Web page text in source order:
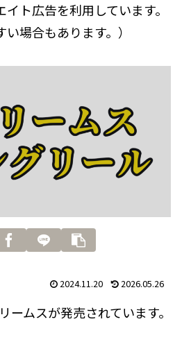
ト広告を利用しています。
い場合もあります。）
2024.11.20 2026.05.26
ームスが発売されています。